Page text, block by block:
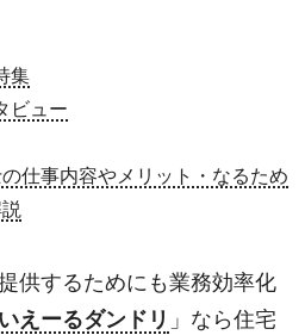
集
ビュー
の仕事内容やメリット・なるため
供するためにも業務効率化
いえーるダンドリ 」なら住宅